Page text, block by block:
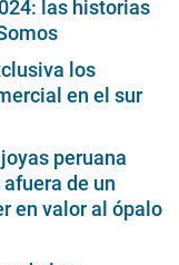
las historias
los
en el sur
peruana
de un
en valor al ópalo